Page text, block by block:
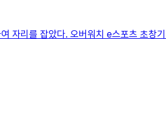
자리를 잡았다. 오버워치 e스포츠 초창